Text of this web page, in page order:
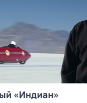
«Индиан»